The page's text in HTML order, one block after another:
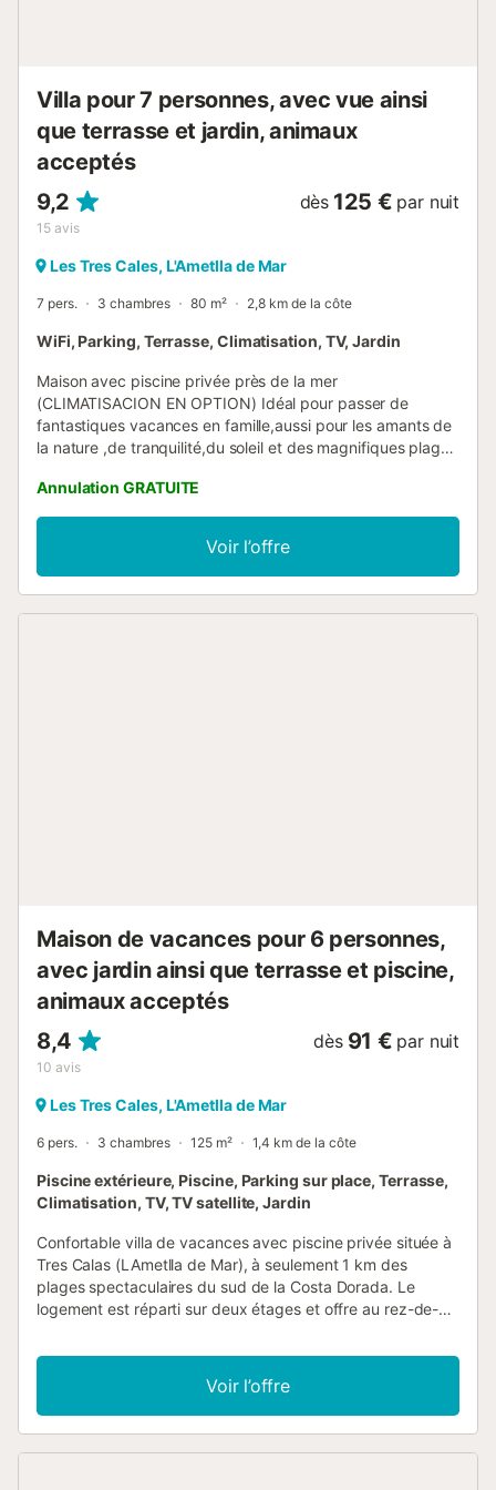
Villa pour 7 personnes, avec vue ainsi
que terrasse et jardin, animaux
acceptés
9,2
15 avis
dès 125 € par nuit
Les Tres Cales, L'Ametlla de Mar
7 pers. 3 chambres 80 m² 2,8 km de la côte
WiFi, Parking, Terrasse, Climatisation, TV, Jardin
Maison avec piscine privée près de la mer
(CLIMATISACION EN OPTION) Idéal pour passer de
fantastiques vacances en famille,aussi pour les amants de
la nature ,de tranquilité,du soleil et des magnifiques plages
bonne gastronomie,c'est l'endroit que vous devez choisir
pour vos vacances,vous trouverez une grande variété de
mets à base des produits produits dans nos terre et
mer;comme le riz,l'huile d'olive,les fruits et légumes et les
poissons et coquillages pêché dans notre baie PRECIO 1
Annulation GRATUITE
Voir l’offre
Maison de vacances pour 6 personnes,
avec jardin ainsi que terrasse et piscine,
animaux acceptés
8,4
10 avis
dès 91 € par nuit
Les Tres Cales, L'Ametlla de Mar
6 pers. 3 chambres 125 m² 1,4 km de la côte
Piscine extérieure, Piscine, Parking sur place, Terrasse,
Climatisation, TV, TV satellite, Jardin
Confortable villa de vacances avec piscine privée située à
Tres Calas (LAmetlla de Mar), à seulement 1 km des
plages spectaculaires du sud de la Costa Dorada. Le
logement est réparti sur deux étages et offre au rez-de-
manger avec sortie sur la terrasse couverte et accès à la
piscine, une kitchenette et une salle de bain complète.
L'étage supérieur abrite une suite avec salle de bain
complète et balcon. Profitez de la vue fantastique aussi
Voir l’offre